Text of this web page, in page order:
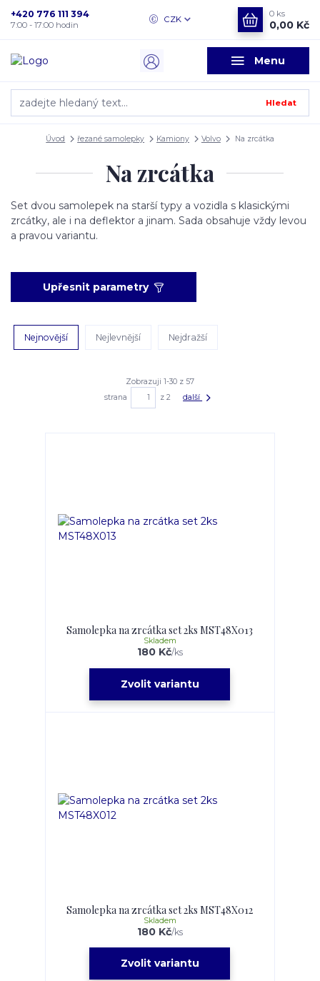
Menu
CZK
Hledat
+420 776 111 394
7:00 - 17:00 hodin
0 ks
0,00 Kč
Úvod řezané samolepky Kamiony Volvo Na zrcátka
Na zrcátka
Set dvou samolepek na starší typy a vozidla s klasickými
zrcátky, ale i na deflektor a jinam. Sada obsahuje vždy levou
a pravou variantu.
Upřesnit parametry
Nejnovější Nejlevnější Nejdražší
Zobrazuji 1-30 z 57
strana
z 2 další
Samolepka na zrcátka set 2ks MST48X013
180 Kč/ks
Skladem
Zvolit variantu
Samolepka na zrcátka set 2ks MST48X012
180 Kč/ks
Skladem
Zvolit variantu